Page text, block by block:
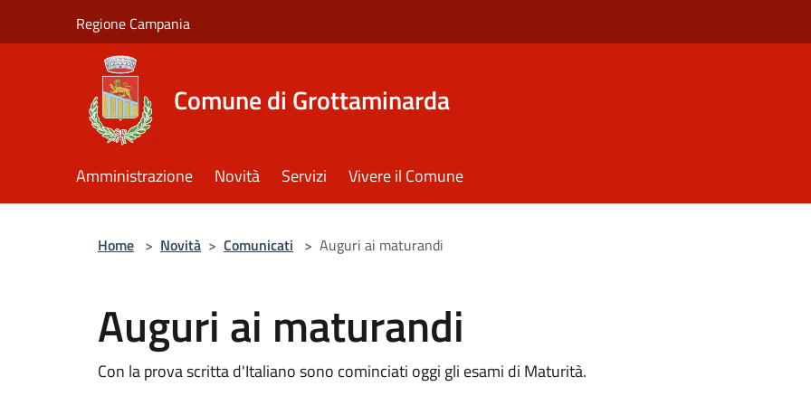
Regione Campania
Comune di Grottaminarda
Amministrazione Novità Servizi Vivere il Comune
Home > Novità > Comunicati > Auguri ai maturandi
Auguri ai maturandi
Con la prova scritta d'Italiano sono cominciati oggi gli esami di Maturità.